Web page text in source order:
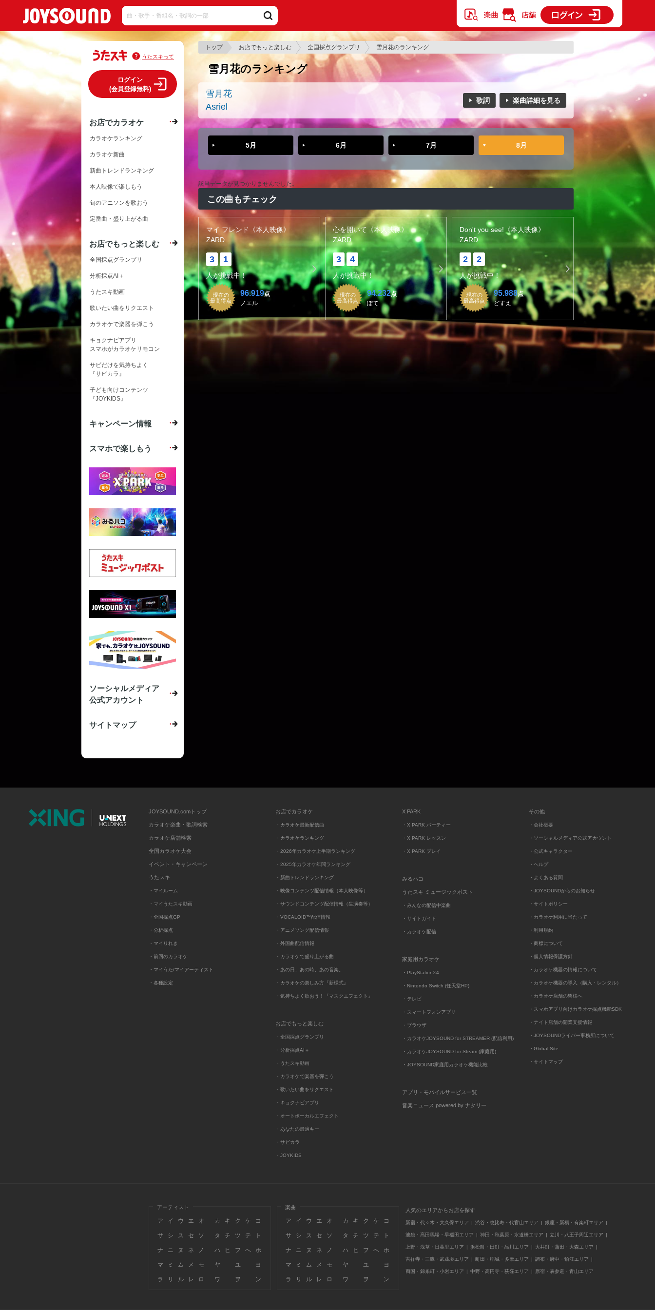
トップ お店でもっと楽しむ 全国採点グランプリ 雪月花のランキング
雪月花のランキング
雪月花
Asriel
歌詞 楽曲詳細を見る
5月 6月 7月 8月
該当データが見つかりませんでした。
この曲もチェック
マイ フレンド《本人映像》
ZARD
3 1
人が挑戦中！
現在の
最高得点
96.919点
ノエル
心を開いて《本人映像》
ZARD
3 4
人が挑戦中！
現在の
最高得点
94.232点
ぽて
Don't you see!《本人映像》
ZARD
2 2
人が挑戦中！
現在の
最高得点
95.988点
どすえ
うたスキって
ログイン
(会員登録無料)
お店でカラオケ
カラオケランキング
カラオケ新曲
新曲トレンドランキング
本人映像で楽しもう
旬のアニソンを歌おう
定番曲・盛り上がる曲
お店でもっと楽しむ
全国採点グランプリ
分析採点AI＋
うたスキ動画
歌いたい曲をリクエスト
カラオケで楽器を弾こう
キョクナビアプリ
スマホがカラオケリモコン
サビだけを気持ちよく
『サビカラ』
子ども向けコンテンツ
『JOYKIDS』
キャンペーン情報
スマホで楽しもう
ソーシャルメディア
公式アカウント
サイトマップ
JOYSOUND.comトップ
カラオケ楽曲・歌詞検索
カラオケ店舗検索
全国カラオケ大会
イベント・キャンペーン
うたスキ
・マイルーム
・マイうたスキ動画
・全国採点GP
・分析採点
・マイりれき
・前回のカラオケ
・マイうた/マイアーティスト
・各種設定
お店でカラオケ
・カラオケ最新配信曲
・カラオケランキング
・2026年カラオケ上半期ランキング
・2025年カラオケ年間ランキング
・新曲トレンドランキング
・映像コンテンツ配信情報（本人映像等）
・サウンドコンテンツ配信情報（生演奏等）
・VOCALOID™配信情報
・アニメソング配信情報
・外国曲配信情報
・カラオケで盛り上がる曲
・あの日、あの時、あの音楽。
・カラオケの楽しみ方『新様式』
・気持ちよく歌おう！『マスクエフェクト』
お店でもっと楽しむ
・全国採点グランプリ
・分析採点AI＋
・うたスキ動画
・カラオケで楽器を弾こう
・歌いたい曲をリクエスト
・キョクナビアプリ
・オートボーカルエフェクト
・あなたの最適キー
・サビカラ
・JOYKIDS
X PARK
・X PARK パーティー
・X PARK レッスン
・X PARK プレイ
みるハコ
うたスキ ミュージックポスト
・みんなの配信中楽曲
・サイトガイド
・カラオケ配信
家庭用カラオケ
・PlayStation®4
・Nintendo Switch (任天堂HP)
・テレビ
・スマートフォンアプリ
・ブラウザ
・カラオケJOYSOUND for STREAMER (配信利用)
・カラオケJOYSOUND for Steam (家庭用)
・JOYSOUND家庭用カラオケ機能比較
アプリ・モバイルサービス一覧
音楽ニュース powered by ナタリー
その他
・会社概要
・ソーシャルメディア公式アカウント
・公式キャラクター
・ヘルプ
・よくある質問
・JOYSOUNDからのお知らせ
・サイトポリシー
・カラオケ利用に当たって
・利用規約
・商標について
・個人情報保護方針
・カラオケ機器の情報について
・カラオケ機器の導入（購入・レンタル）
・カラオケ店舗の皆様へ
・スマホアプリ向けカラオケ採点機能SDK
・ナイト店舗の開業支援情報
・JOYSOUNDライバー事務所について
・Global Site
・サイトマップ
アーティスト
ア イ ウ エ オ カ キ ク ケ コ
サ シ ス セ ソ タ チ ツ テ ト
ナ ニ ヌ ネ ノ ハ ヒ フ へ ホ
マ ミ ム メ モ ヤ ユ ヨ
ラ リ ル レ ロ ワ ヲ ン
楽曲
ア イ ウ エ オ カ キ ク ケ コ
サ シ ス セ ソ タ チ ツ テ ト
ナ ニ ヌ ネ ノ ハ ヒ フ へ ホ
マ ミ ム メ モ ヤ ユ ヨ
ラ リ ル レ ロ ワ ヲ ン
人気のエリアからお店を探す
新宿・代々木・大久保エリア 渋谷・恵比寿・代官山エリア 銀座・新橋・有楽町エリア
池袋・高田馬場・早稲田エリア 神田・秋葉原・水道橋エリア 立川・八王子周辺エリア
上野・浅草・日暮里エリア 浜松町・田町・品川エリア 大井町・蒲田・大森エリア
吉祥寺・三鷹・武蔵境エリア 町田・稲城・多摩エリア 調布・府中・狛江エリア
両国・錦糸町・小岩エリア 中野・高円寺・荻窪エリア 原宿・表参道・青山エリア